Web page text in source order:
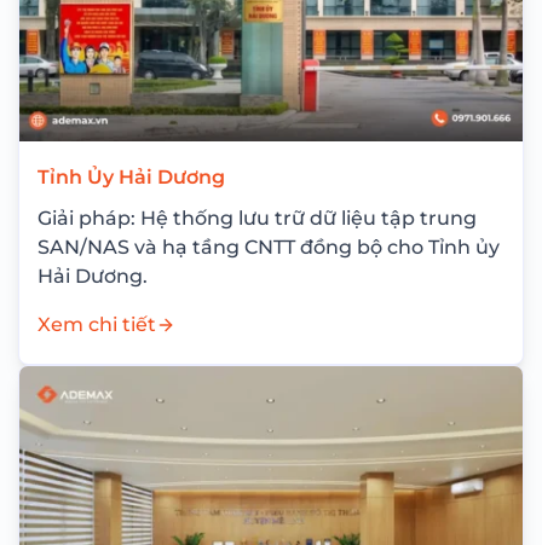
Tỉnh Ủy Hải Dương
Giải pháp: Hệ thống lưu trữ dữ liệu tập trung
SAN/NAS và hạ tầng CNTT đồng bộ cho Tỉnh ủy
Hải Dương.
Xem chi tiết